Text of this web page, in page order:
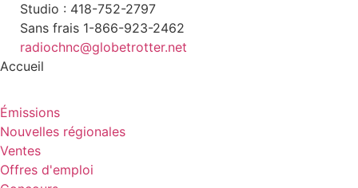
Studio : 418-752-2797
Sans frais 1-866-923-2462
radiochnc@globetrotter.net
Accueil
Émissions
Nouvelles régionales
Ventes
Offres d'emploi